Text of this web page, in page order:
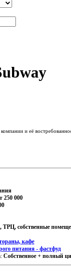
и её
250 000
cобственные
кафе
питания - фастфуд
Собственное + полный